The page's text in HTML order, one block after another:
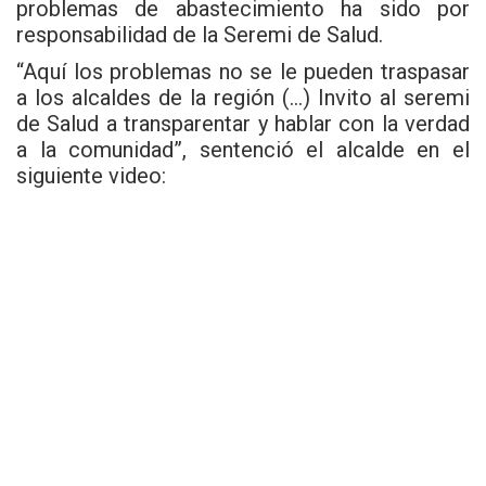
problemas de abastecimiento ha sido por
responsabilidad de la Seremi de Salud.
“Aquí los problemas no se le pueden traspasar
a los alcaldes de la región (…) Invito al seremi
de Salud a transparentar y hablar con la verdad
a la comunidad”, sentenció el alcalde en el
siguiente video: